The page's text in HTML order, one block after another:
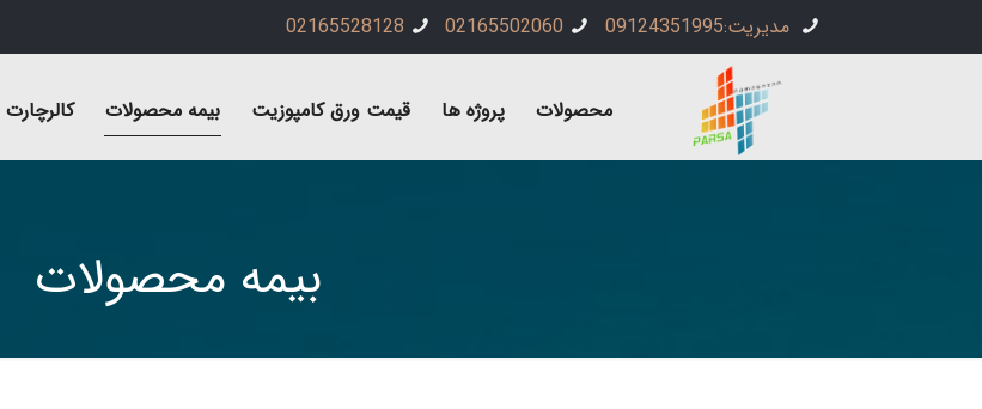
مدیریت:09124351995 02165502060
02165528128
محصولات پروژه ها قیمت ورق کامپوزیت بیمه محصولات کالرچارت
بیمه محصولات